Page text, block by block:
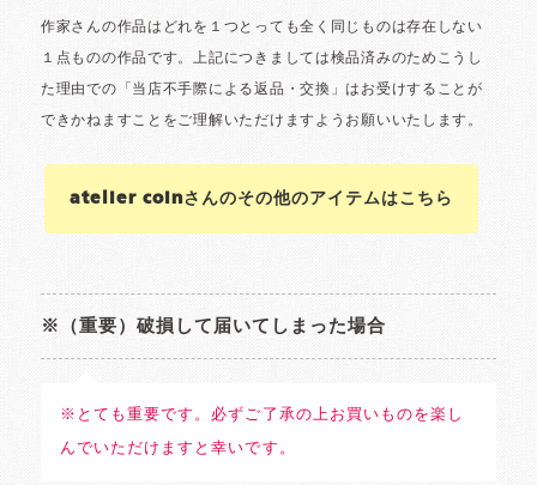
atelier coinさんのその他のアイテムはこちら
※（重要）破損して届いてしまった場合
※とても重要です。必ずご了承の上お買いものを楽し
んでいただけますと幸いです。